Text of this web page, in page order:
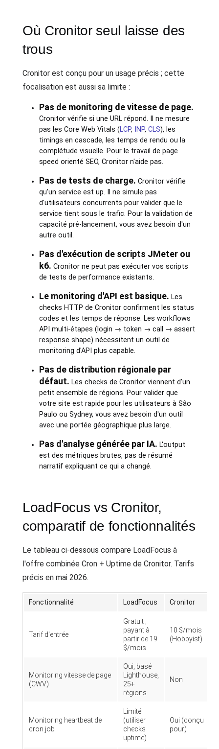
Où Cronitor seul laisse des
trous
Cronitor est conçu pour un usage précis ; cette
focalisation est aussi sa limite :
Pas de monitoring de vitesse de page.
Cronitor vérifie si une URL répond. Il ne mesure
pas les Core Web Vitals (LCP, INP, CLS), les
timings en cascade, les temps de rendu ou la
complétude visuelle. Pour le travail de page
speed orienté SEO, Cronitor n'aide pas.
Pas de tests de charge. Cronitor vérifie
qu'un service est up. Il ne simule pas
d'utilisateurs concurrents pour valider que le
service tient sous le trafic. Pour la validation de
capacité pré-lancement, vous avez besoin d'un
autre outil.
Pas d'exécution de scripts JMeter ou
k6. Cronitor ne peut pas exécuter vos scripts
de tests de performance existants.
Le monitoring d'API est basique. Les
checks HTTP de Cronitor confirment les status
codes et les temps de réponse. Les workflows
API multi-étapes (login → token → call → assert
response shape) nécessitent un outil de
monitoring d'API plus capable.
Pas de distribution régionale par
défaut. Les checks de Cronitor viennent d'un
petit ensemble de régions. Pour valider que
votre site est rapide pour les utilisateurs à São
Paulo ou Sydney, vous avez besoin d'un outil
avec une portée géographique plus large.
Pas d'analyse générée par IA. L'output
est des métriques brutes, pas de résumé
narratif expliquant ce qui a changé.
LoadFocus vs Cronitor,
comparatif de fonctionnalités
Le tableau ci-dessous compare LoadFocus à
l'offre combinée Cron + Uptime de Cronitor. Tarifs
précis en mai 2026.
Fonctionnalité LoadFocus Cronitor
Tarif d'entrée
Gratuit ;
payant à
partir de 19
$/mois
10 $/mois
(Hobbyist)
Monitoring vitesse de page
(CWV)
Oui, basé
Lighthouse,
25+
régions
Non
Monitoring heartbeat de
cron job
Limité
(utiliser
checks
uptime)
Oui (conçu
pour)